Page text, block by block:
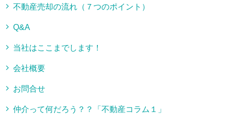
不動産売却の流れ（７つのポイント）
Q&A
当社はここまでします！
会社概要
お問合せ
仲介って何だろう？？「不動産コラム１」